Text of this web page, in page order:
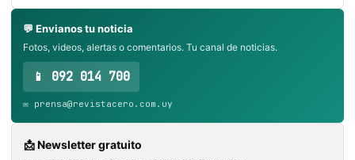
💬 Envianos tu noticia
Fotos, videos, alertas o comentarios. Tu canal de noticias.
📱 092 014 700
✉️ prensa@revistacero.com.uy
📩 Newsletter gratuito